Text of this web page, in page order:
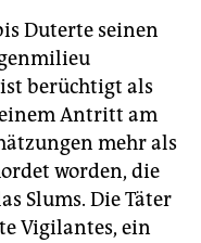
Duterte seinen
berüchtigt als
Antritt am
mehr als
worden, die
Slums. Die Täter
Vigilantes, ein